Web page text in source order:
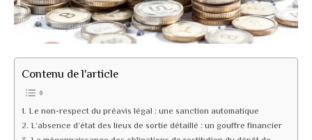
Contenu de l'article
Le non-respect du préavis légal : une sanction automatique
L’absence d’état des lieux de sortie détaillé : un gouffre financier